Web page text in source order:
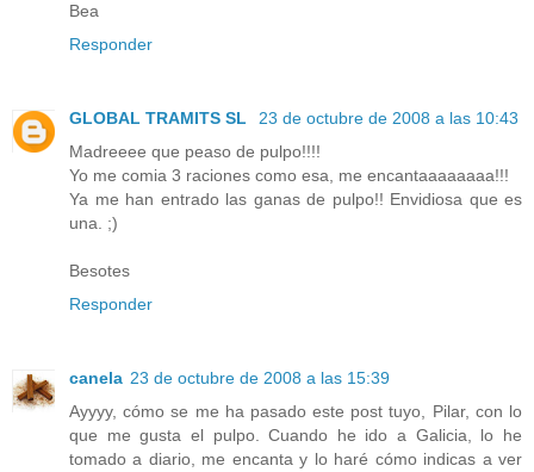
Bea
Responder
GLOBAL TRAMITS SL
23 de octubre de 2008 a las 10:43
Madreeee que peaso de pulpo!!!!
Yo me comia 3 raciones como esa, me encantaaaaaaaa!!!
Ya me han entrado las ganas de pulpo!! Envidiosa que es
una. ;)
Besotes
Responder
canela 23 de octubre de 2008 a las 15:39
Ayyyy, cómo se me ha pasado este post tuyo, Pilar, con lo
que me gusta el pulpo. Cuando he ido a Galicia, lo he
tomado a diario, me encanta y lo haré cómo indicas a ver